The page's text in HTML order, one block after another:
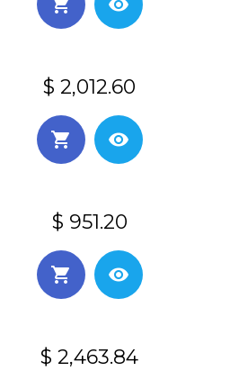
$ 2,012.60
$ 951.20
$ 2,463.84